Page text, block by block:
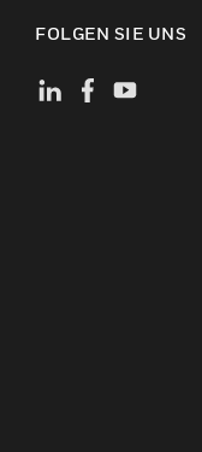
FOLGEN SIE UNS